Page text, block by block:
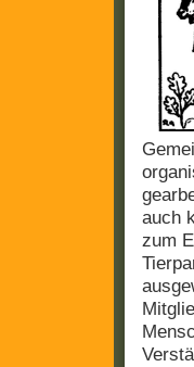
auch
zum